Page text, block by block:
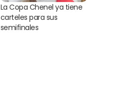
La Copa Chenel ya tiene
carteles para sus
semifinales